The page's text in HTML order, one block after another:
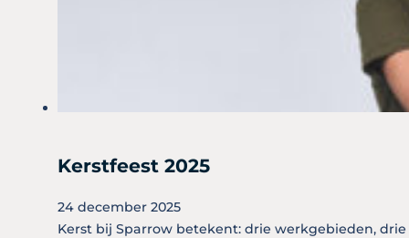
Kerstfeest 2025
24 december 2025
Kerst bij Sparrow betekent: drie werkgebieden,